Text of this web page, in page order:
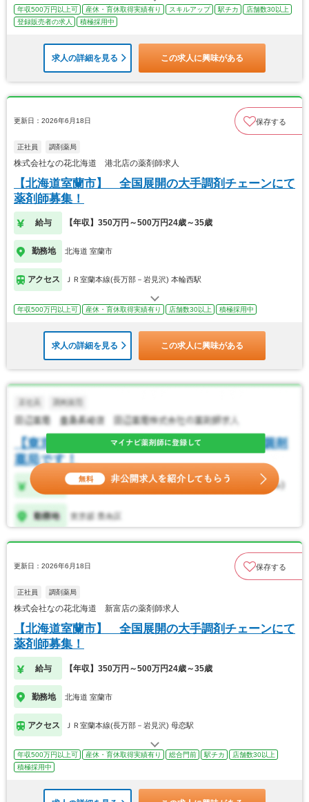
年収500万円以上可 産休・育休取得実績有り スキルアップ 駅チカ
店舗数30以上
登録販売者の求人
積極採用中
求人の詳細を見る この求人に興味がある
更新日：2026年6月18日 保存する
正社員 調剤薬局
株式会社なの花北海道 港北店の薬剤師求人
【北海道室蘭市】 全国展開の大手調剤チェーンにて
薬剤師募集！
給与 【年収】350万円～500万円24歳～35歳
勤務地 北海道 室蘭市
アクセス ＪＲ室蘭本線(長万部－岩見沢) 本輪西駅
年収500万円以上可 産休・育休取得実績有り 店舗数30以上 積極採用中
求人の詳細を見る この求人に興味がある
更新日：2026年6月18日 保存する
正社員 調剤薬局
株式会社なの花北海道 新富店の薬剤師求人
【北海道室蘭市】 全国展開の大手調剤チェーンにて
薬剤師募集！
給与 【年収】350万円～500万円24歳～35歳
勤務地 北海道 室蘭市
アクセス ＪＲ室蘭本線(長万部－岩見沢) 母恋駅
年収500万円以上可 産休・育休取得実績有り 総合門前 駅チカ
店舗数30以上
積極採用中